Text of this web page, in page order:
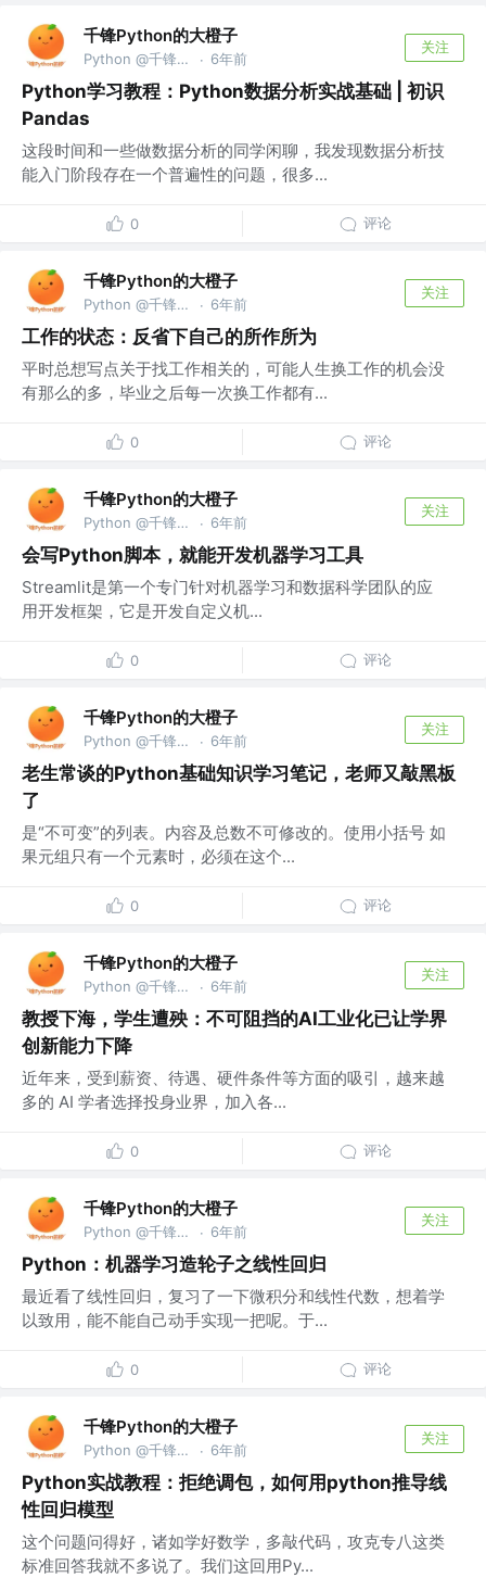
千锋Python的大橙子
Python @千锋教育部 · 6年前
关注
Python学习教程：Python数据分析实战基础 | 初识
Pandas
这段时间和一些做数据分析的同学闲聊，我发现数据分析技
能入门阶段存在一个普遍性的问题，很多...
0 评论
千锋Python的大橙子
Python @千锋教育部 · 6年前
关注
工作的状态：反省下自己的所作所为
平时总想写点关于找工作相关的，可能人生换工作的机会没
有那么的多，毕业之后每一次换工作都有...
0 评论
千锋Python的大橙子
Python @千锋教育部 · 6年前
关注
会写Python脚本，就能开发机器学习工具
Streamlit是第一个专门针对机器学习和数据科学团队的应
用开发框架，它是开发自定义机...
0 评论
千锋Python的大橙子
Python @千锋教育部 · 6年前
关注
老生常谈的Python基础知识学习笔记，老师又敲黑板
了
是“不可变”的列表。内容及总数不可修改的。使用小括号 如
果元组只有一个元素时，必须在这个...
0 评论
千锋Python的大橙子
Python @千锋教育部 · 6年前
关注
教授下海，学生遭殃：不可阻挡的AI工业化已让学界
创新能力下降
近年来，受到薪资、待遇、硬件条件等方面的吸引，越来越
多的 AI 学者选择投身业界，加入各...
0 评论
千锋Python的大橙子
Python @千锋教育部 · 6年前
关注
Python：机器学习造轮子之线性回归
最近看了线性回归，复习了一下微积分和线性代数，想着学
以致用，能不能自己动手实现一把呢。于...
0 评论
千锋Python的大橙子
Python @千锋教育部 · 6年前
关注
Python实战教程：拒绝调包，如何用python推导线
性回归模型
这个问题问得好，诸如学好数学，多敲代码，攻克专八这类
标准回答我就不多说了。我们这回用Py...